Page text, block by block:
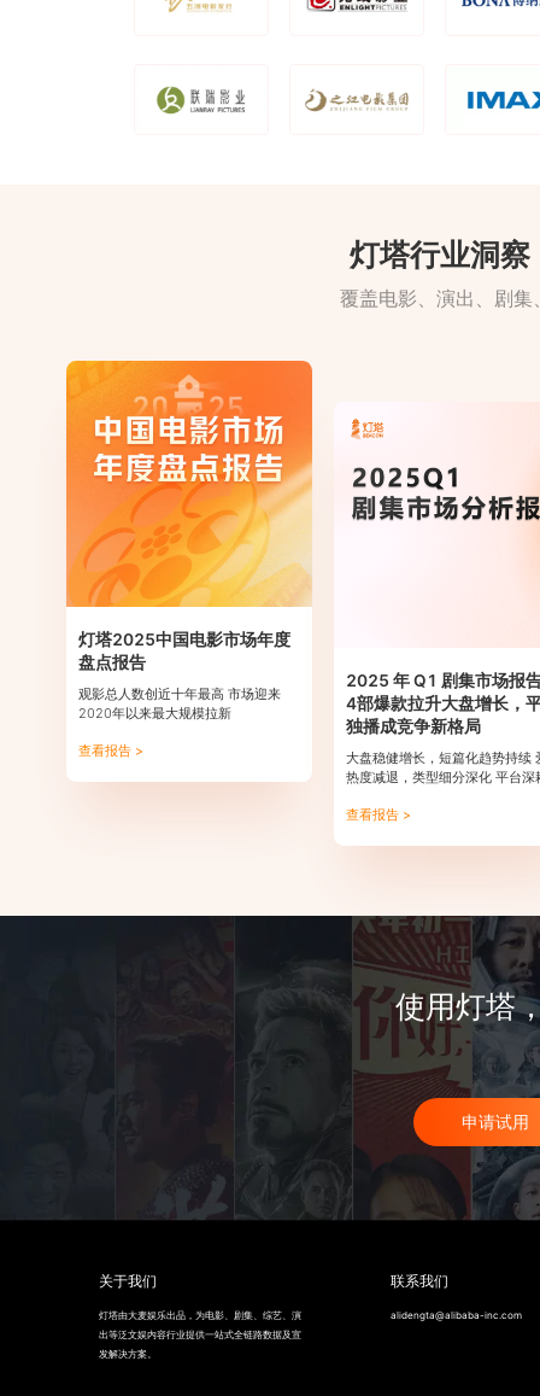
灯塔行业洞察
覆盖电影、演出、剧
灯塔2025中国电影市场年度
盘点报告
观影总人数创近十年最高 市场迎来
2020年以来最大规模拉新
查看报告 >
2025 年 Q1 剧集市场报
4部爆款拉升大盘增长，
独播成竞争新格局
大盘稳健增长，短篇化趋势持续
热度减退，类型细分深化 平台深
大盘
查看报告 >
使用灯塔
申请试用
关于我们
灯塔由大麦娱乐出品，为电影、剧集、综艺、演
出等泛文娱内容行业提供一站式全链路数据及宣
发解决方案。
联系我们
alidengta@alibaba-inc.com